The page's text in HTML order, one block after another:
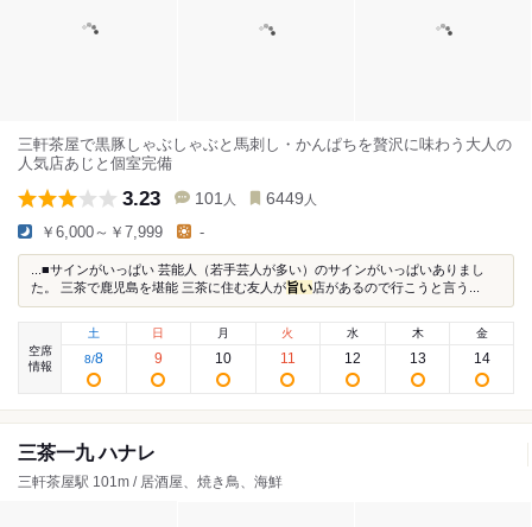
三軒茶屋で黒豚しゃぶしゃぶと馬刺し・かんぱちを贅沢に味わう大人の
人気店あじと個室完備
3.23 101 人 6449 人
￥6,000～￥7,999 -
...■サインがいっぱい 芸能人（若手芸人が多い）のサインがいっぱいありまし
た。 三茶で鹿児島を堪能 三茶に住む友人が旨い店があるので行こうと言う...
空席
情報
土
8/8
日
9
月
10
火
11
水
12
木
13
金
14
三茶一九 ハナレ
三軒茶屋駅 101m / 居酒屋、焼き鳥、海鮮